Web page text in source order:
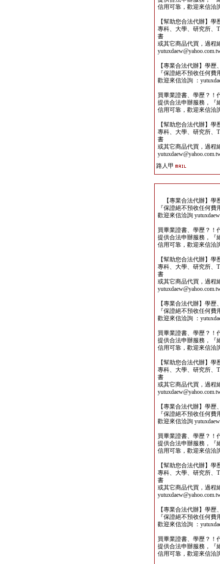
信用可靠，歡迎來信洽
【幫助您合法代辦】
專科、大學、研究所、
書
或其它商品代買，過程
【專業合法代辦】學
『保證絕不預收任何
歡迎來信洽詢 ：
買畢業證書、學歷？！
提供合法申辦服務，『
信用可靠，歡迎來信洽
【幫助您合法代辦】
專科、大學、研究所、
書
或其它商品代買，過程
路人甲
【專業合法代辦】學
『保證絕不預收任何
歡迎來信洽詢
買畢業證書、學歷？！
提供合法申辦服務，『
信用可靠，歡迎來信洽
【幫助您合法代辦】
專科、大學、研究所、
書
或其它商品代買，過程
【專業合法代辦】學
『保證絕不預收任何
歡迎來信洽詢 ：
買畢業證書、學歷？！
提供合法申辦服務，『
信用可靠，歡迎來信洽
【幫助您合法代辦】
專科、大學、研究所、
書
或其它商品代買，過程
【專業合法代辦】學
『保證絕不預收任何
歡迎來信洽詢
買畢業證書、學歷？！
提供合法申辦服務，『
信用可靠，歡迎來信洽
【幫助您合法代辦】
專科、大學、研究所、
書
或其它商品代買，過程
【專業合法代辦】學
『保證絕不預收任何
歡迎來信洽詢 ：
買畢業證書、學歷？！
提供合法申辦服務，『
信用可靠，歡迎來信洽